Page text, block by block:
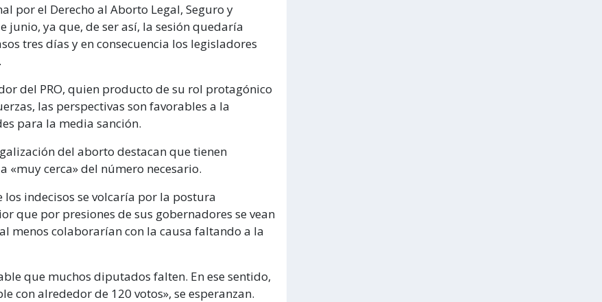
por el Derecho al Aborto Legal, Seguro y
ya que, de ser así, la sesión quedaría
tres días y en consecuencia los legisladores
del PRO, quien producto de su rol protagónico
las perspectivas son favorables a la
para la media sanción.
del aborto destacan que tienen
«muy cerca» del número necesario.
indecisos se volcaría por la postura
que por presiones de sus gobernadores se vean
menos colaborarían con la causa faltando a la
que muchos diputados falten. En ese sentido,
con alrededor de 120 votos», se esperanzan.